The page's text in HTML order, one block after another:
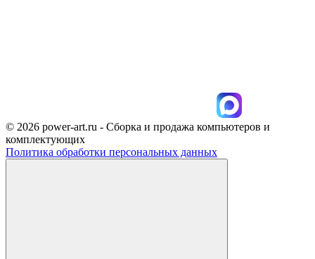
© 2026 power-art.ru - Сборка и продажа компьютеров и
комплектующих
Политика обработки персональных данных